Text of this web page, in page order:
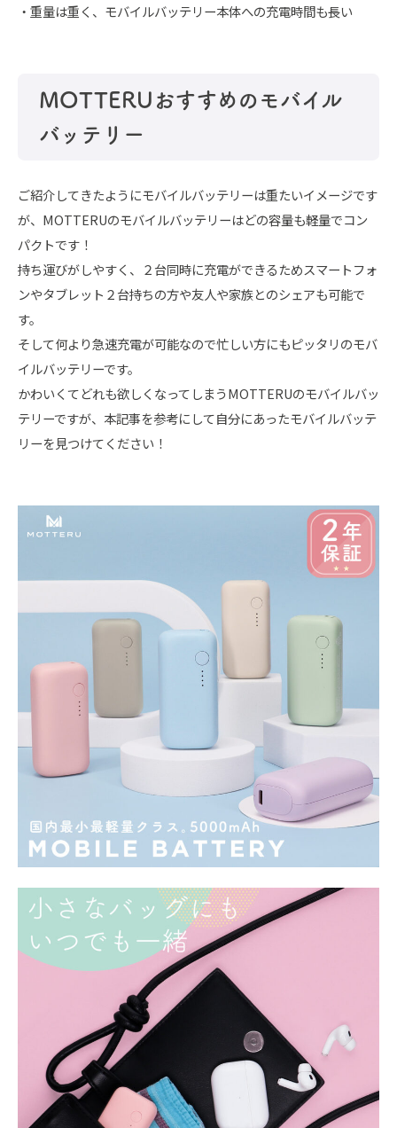
・重量は重く、モバイルバッテリー本体への充電時間も長い
MOTTERUおすすめのモバイル
バッテリー
ご紹介してきたようにモバイルバッテリーは重たいイメージです
が、MOTTERUのモバイルバッテリーはどの容量も軽量でコン
パクトです！
持ち運びがしやすく、２台同時に充電ができるためスマートフォ
ンやタブレット２台持ちの方や友人や家族とのシェアも可能で
す。
そして何より急速充電が可能なので忙しい方にもピッタリのモバ
イルバッテリーです。
かわいくてどれも欲しくなってしまうMOTTERUのモバイルバッ
テリーですが、本記事を参考にして自分にあったモバイルバッテ
リーを見つけてください！